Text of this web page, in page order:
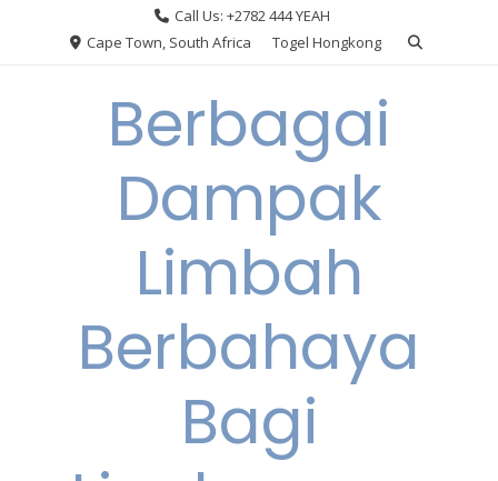
Call Us: +2782 444 YEAH
Cape Town, South Africa
Togel Hongkong
Berbagai
Dampak
Limbah
Berbahaya
Bagi